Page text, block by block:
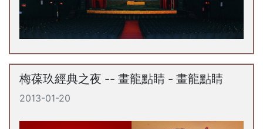
梅葆玖經典之夜 -- 畫龍點睛 - 畫龍點睛
2013-01-20